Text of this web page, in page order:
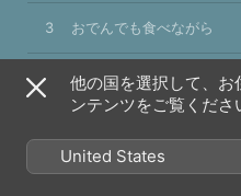
3 おでんでも食べながら
4 カラフルな夢でした
6 ジャングルサラリーマン
他の国を選択して、お
ンテンツをご覧くださ
United States